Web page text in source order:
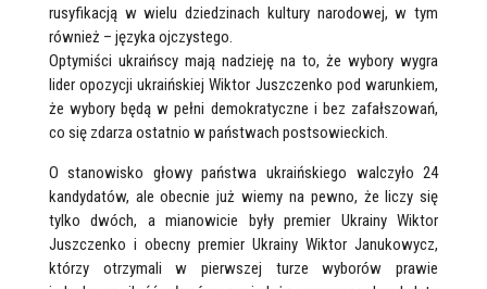
rusyfikacją w wielu dziedzinach kultury narodowej, w tym
również – języka ojczystego.
Optymiści ukraińscy mają nadzieję na to, że wybory wygra
lider opozycji ukraińskiej Wiktor Juszczenko pod warunkiem,
że wybory będą w pełni demokratyczne i bez zafałszowań,
co się zdarza ostatnio w państwach postsowieckich.
O stanowisko głowy państwa ukraińskiego walczyło 24
kandydatów, ale obecnie już wiemy na pewno, że liczy się
tylko dwóch, a mianowicie były premier Ukrainy Wiktor
Juszczenko i obecny premier Ukrainy Wiktor Janukowycz,
którzy otrzymali w pierwszej turze wyborów prawie